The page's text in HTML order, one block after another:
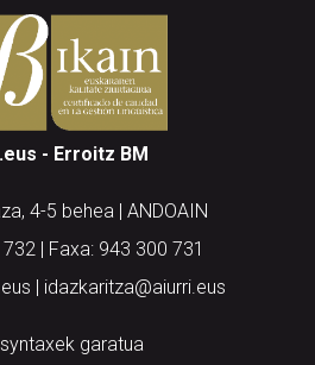
- Erroitz BM
4-5 behea | ANDOAIN
| Faxa: 943 300 731
| idazkaritza@aiurri.eus
garatua